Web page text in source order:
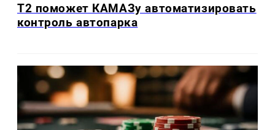
T2 поможет КАМАЗу автоматизировать
контроль автопарка